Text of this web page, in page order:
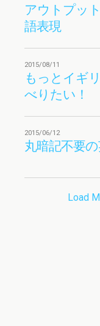
アウトプッ
語表現
2015/08/11
もっとイギ
べりたい！
2015/06/12
丸暗記不要
Load